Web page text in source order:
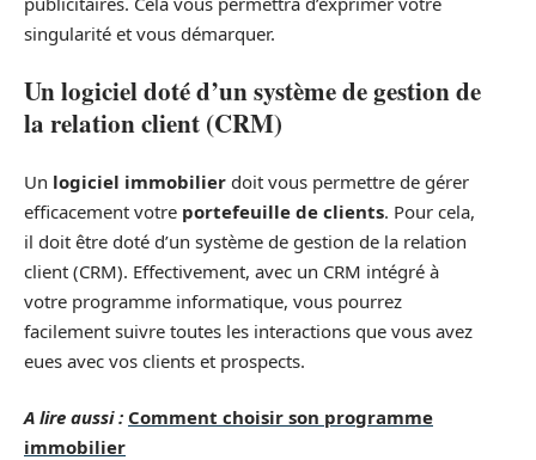
singularité et vous démarquer.
Un logiciel doté d’un système de gestion de
la relation client (CRM)
Un logiciel immobilier doit vous permettre de gérer
efficacement votre portefeuille de clients. Pour cela,
il doit être doté d’un système de gestion de la relation
client (CRM). Effectivement, avec un CRM intégré à
votre programme informatique, vous pourrez
facilement suivre toutes les interactions que vous avez
eues avec vos clients et prospects.
A lire aussi : Comment choisir son programme
immobilier